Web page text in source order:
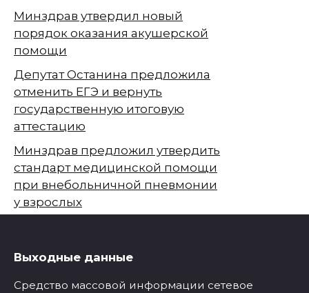
Минздрав утвердил новый
порядок оказания акушерской
помощи
Депутат Останина предложила
отменить ЕГЭ и вернуть
государственную итоговую
аттестацию
Минздрав предложил утвердить
стандарт медицинской помощи
при внебольничной пневмонии
у взрослых
Выходные данные
Средство массовой информации сетевое